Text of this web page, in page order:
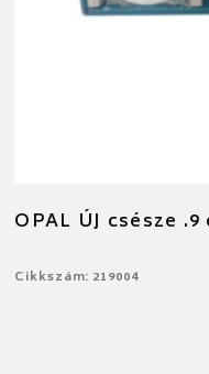
OPAL ÚJ csésze
Cikkszám: 219004